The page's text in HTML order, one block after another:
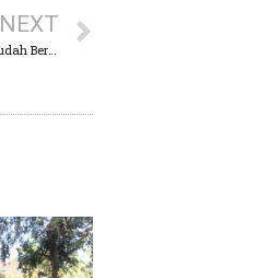
NEXT
Dipertanyakan Kegiatan “Cut’ And Fill” di Desa Mertopuro Apa Memang Benar Sudah Berijin